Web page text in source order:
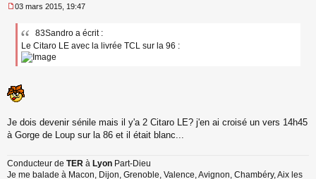
e
g
n
o
l
u
03 mars 2015, 19:47
83Sandro a écrit :
Le Citaro LE avec la livrée TCL sur la 96 :
Je dois devenir sénile mais il y'a 2 Citaro LE? j'en ai croisé un vers 14h45
à Gorge de Loup sur la 86 et il était blanc...
Conducteur de TER à Lyon Part-Dieu
Je me balade à Macon, Dijon, Grenoble, Valence, Avignon, Chambéry, Aix les